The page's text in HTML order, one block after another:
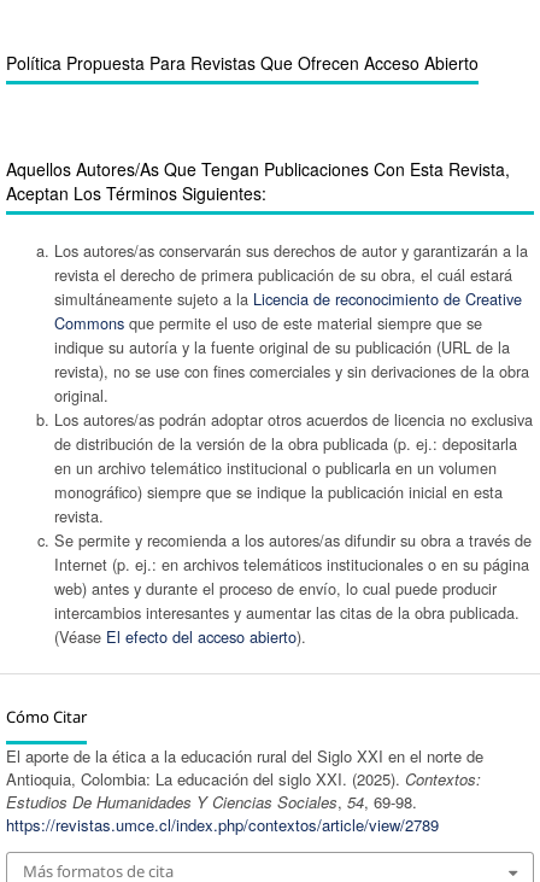
Política Propuesta Para Revistas Que Ofrecen Acceso Abierto
Aquellos Autores/as Que Tengan Publicaciones Con Esta Revista,
Aceptan Los Términos Siguientes:
Los autores/as conservarán sus derechos de autor y garantizarán a la
revista el derecho de primera publicación de su obra, el cuál estará
simultáneamente sujeto a la Licencia de reconocimiento de Creative
Commonsque permite el uso de este material siempre que se
indique su autoría y la fuente original de su publicación (URL de la
revista), no se use con fines comerciales y sin derivaciones de la obra
original.
Los autores/as podrán adoptar otros acuerdos de licencia no exclusiva
de distribución de la versión de la obra publicada (p. ej.: depositarla
en un archivo telemático institucional o publicarla en un volumen
monográfico) siempre que se indique la publicación inicial en esta
revista.
Se permite y recomienda a los autores/as difundir su obra a través de
Internet (p. ej.: en archivos telemáticos institucionales o en su página
web) antes y durante el proceso de envío, lo cual puede producir
intercambios interesantes y aumentar las citas de la obra publicada.
(Véase El efecto del acceso abierto).
Cómo Citar
El aporte de la ética a la educación rural del Siglo XXI en el norte de
Antioquia, Colombia: La educación del siglo XXI. (2025). Contextos:
Estudios De Humanidades Y Ciencias Sociales, 54, 69-98.
https://revistas.umce.cl/index.php/contextos/article/view/2789
Más formatos de cita